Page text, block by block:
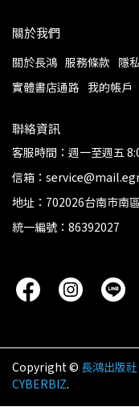
關於我們
關於長鴻 服務條款 隱
實體書店通路 我的帳戶
聯絡資訊
客服時間：週一至週五
信箱：
地址：702026台南市南
統一編號：86392027
Copyright © 長鴻出版社
CYBERBIZ.